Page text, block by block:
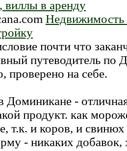
виллы в аренду
почти что
путеводитель по
проверено на себе.
Доминикане -
продукт. как
т.к. и коров, и
- никаких добавок,